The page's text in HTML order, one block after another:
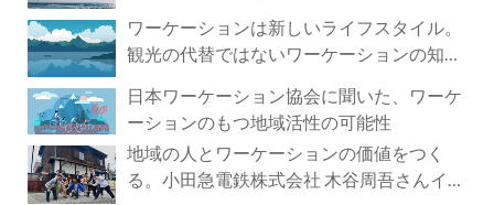
ワーケーションは新しいライフスタイル。
観光の代替ではないワーケーションの知ら
日本ワーケーション協会に聞いた、ワーケ
ーションのもつ地域活性の可能性
地域の人とワーケーションの価値をつく
る。小田急電鉄株式会社 木谷周吾さんイン